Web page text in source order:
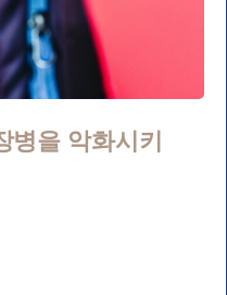
병을 악화시키